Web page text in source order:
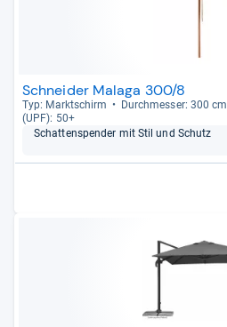
Schneider Malaga 300/8
Typ: Markt­schirm Durch­mes­ser: 300 cm
(UPF): 50+
Schat­ten­spen­der mit Stil und Schutz